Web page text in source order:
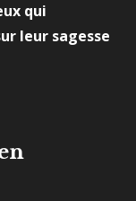
qui
leur sagesse